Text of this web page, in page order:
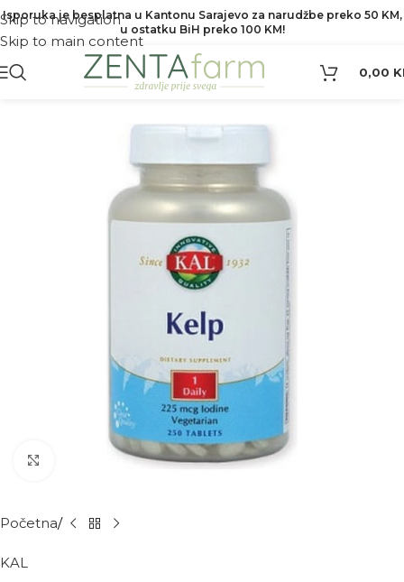
Skip to navigation
Skip to main content
Isporuka je besplatna u Kantonu Sarajevo za narudžbe preko 50 KM,
u ostatku BiH preko 100 KM!
0,00
Kliknite za povećanje
Početna
KAL